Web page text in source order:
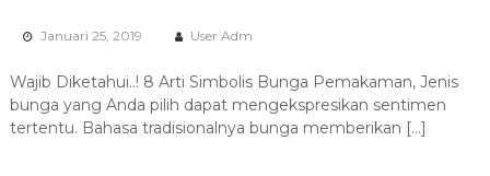
Januari 25, 2019 User Adm
Wajib Diketahui..! 8 Arti Simbolis Bunga Pemakaman, Jenis
bunga yang Anda pilih dapat mengekspresikan sentimen
tertentu. Bahasa tradisionalnya bunga memberikan […]